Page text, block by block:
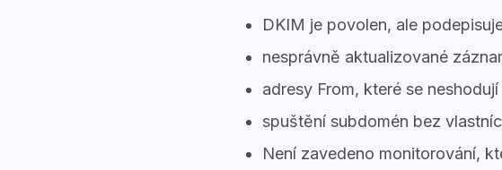
DKIM je povolen, ale
nesprávně aktualizované
adresy From, které se
spuštění subdomén bez
Není zavedeno monitorování,